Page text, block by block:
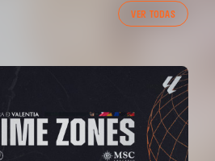
VER TODAS